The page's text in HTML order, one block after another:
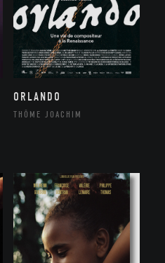
ORLANDO
THÔME JOACHIM